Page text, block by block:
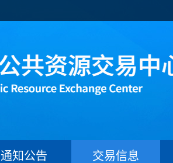
通知公告 交易信息